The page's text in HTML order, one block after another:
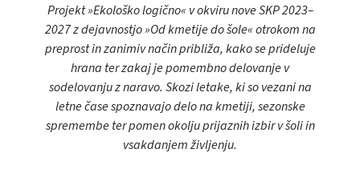
Projekt »Ekološko logično« v okviru nove SKP 2023–
2027 z dejavnostjo »Od kmetije do šole« otrokom na
preprost in zanimiv način približa, kako se prideluje
hrana ter zakaj je pomembno delovanje v
sodelovanju z naravo. Skozi letake, ki so vezani na
letne čase spoznavajo delo na kmetiji, sezonske
spremembe ter pomen okolju prijaznih izbir v šoli in
vsakdanjem življenju.